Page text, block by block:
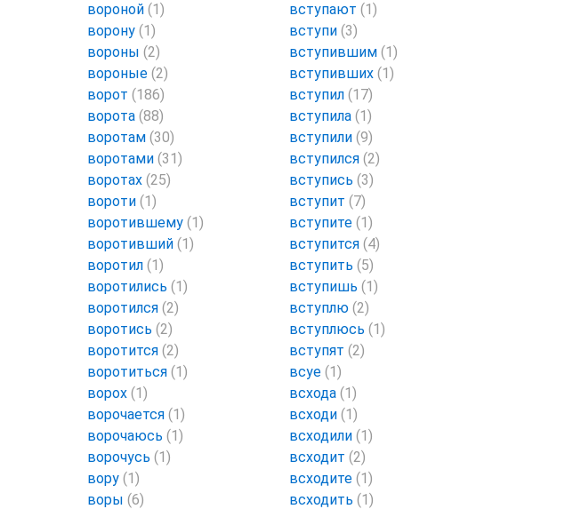
вороной (1)
ворону (1)
вороны (2)
вороные (2)
ворот (186)
ворота (88)
воротам (30)
воротами (31)
воротах (25)
вороти (1)
воротившему (1)
воротивший (1)
воротил (1)
воротились (1)
воротился (2)
воротись (2)
воротится (2)
воротиться (1)
ворох (1)
ворочается (1)
ворочаюсь (1)
ворочусь (1)
вору (1)
воры (6)
вступают (1)
вступи (3)
вступившим (1)
вступивших (1)
вступил (17)
вступила (1)
вступили (9)
вступился (2)
вступись (3)
вступит (7)
вступите (1)
вступится (4)
вступить (5)
вступишь (1)
вступлю (2)
вступлюсь (1)
вступят (2)
всуе (1)
всхода (1)
всходи (1)
всходили (1)
всходит (2)
всходите (1)
всходить (1)